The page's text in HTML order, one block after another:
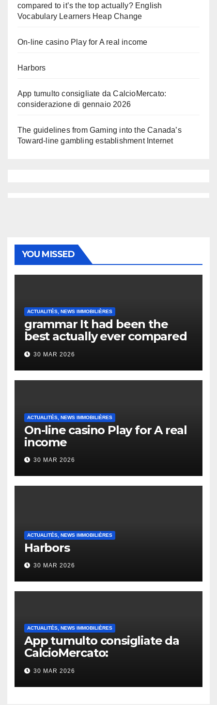
compared to it’s the top actually? English
Vocabulary Learners Heap Change
On-line casino Play for A real income
Harbors
App tumulto consigliate da CalcioMercato:
considerazione di gennaio 2026
The guidelines from Gaming into the Canada’s
Toward-line gambling establishment Internet
YOU MISSED
ACTUALITÉS, NEWS IMMOBILIÈRES
grammar It had been the
best actually ever compared
to it’s the top actually?
English Vocabulary Learners
Heap Change
30 MAR 2026
ACTUALITÉS, NEWS IMMOBILIÈRES
On-line casino Play for A real
income
30 MAR 2026
ACTUALITÉS, NEWS IMMOBILIÈRES
Harbors
30 MAR 2026
ACTUALITÉS, NEWS IMMOBILIÈRES
App tumulto consigliate da
CalcioMercato:
considerazione di gennaio
2026
30 MAR 2026